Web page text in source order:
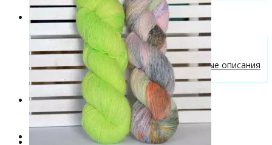
Блог о вязании
Бесплатные описания моделей
Вязальные лайфхаки
Галерея вязаных изделий и бесплатные описания
от VizEll
Скидки